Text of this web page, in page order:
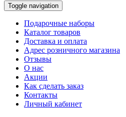
Toggle navigation
Подарочные наборы
Каталог товаров
Доставка и оплата
Адрес розничного магазина
Отзывы
О нас
Акции
Как сделать заказ
Контакты
Личный кабинет